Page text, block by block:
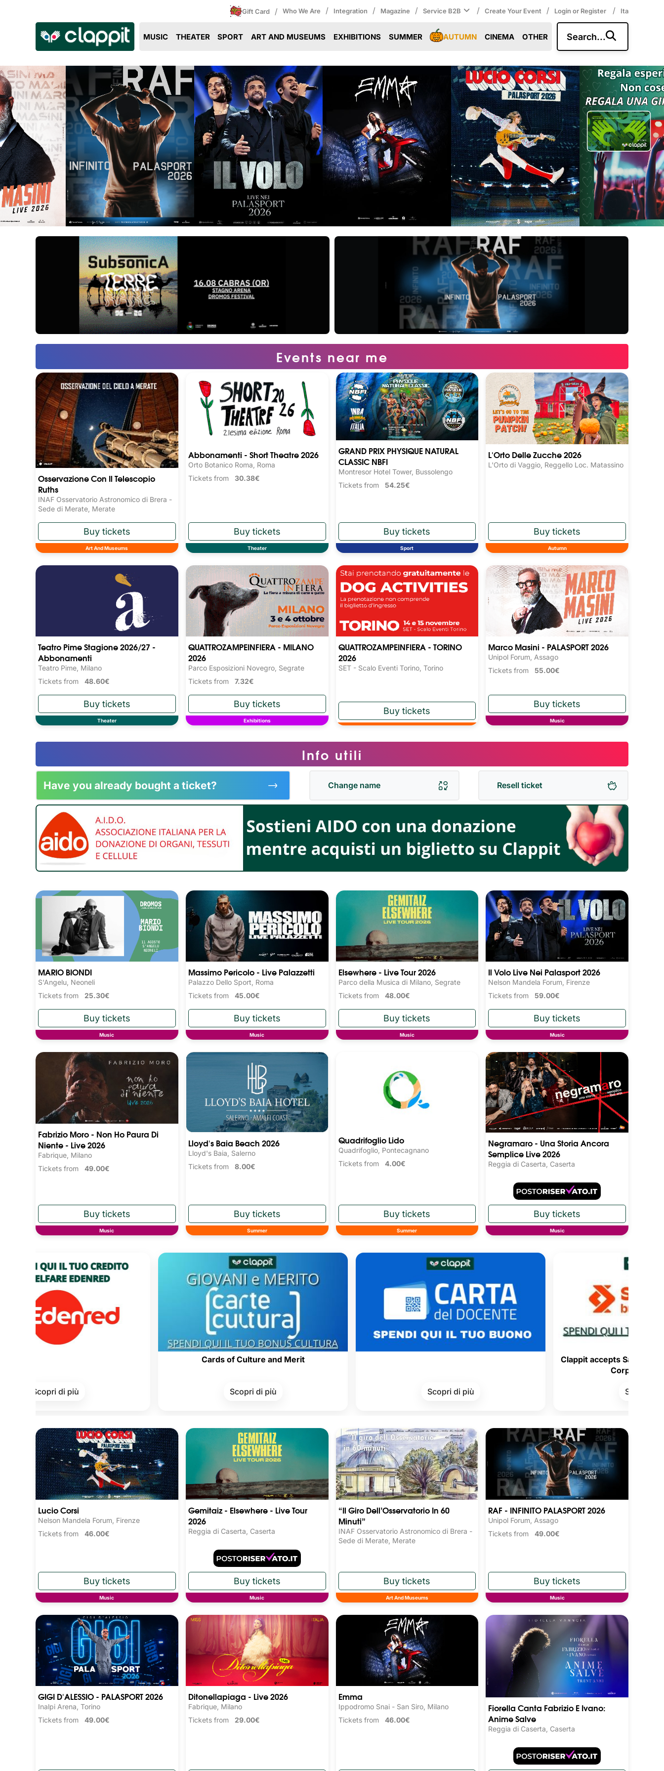
Gift Card / Who We Are / Integration / Magazine / Service B2B / Create Your Event / Login or Register / Ita
Clappit
biglietteria
MUSIC THEATER SPORT ART AND MUSEUMS EXHIBITIONS SUMMER AUTUMN CINEMA OTHER Search...
Events near me
Osservazione Con Il Telescopio
Ruths
INAF Osservatorio Astronomico di Brera -
Sede di Merate, Merate
Art And Museums
Abbonamenti - Short Theatre 2026
Orto Botanico Roma, Roma
Tickets from 30.38€
Theater
GRAND PRIX PHYSIQUE NATURAL
CLASSIC NBFI
Montresor Hotel Tower, Bussolengo
Tickets from 54.25€
Sport
L'Orto Delle Zucche 2026
L'Orto di Vaggio, Reggello Loc. Matassino
Autumn
Teatro Pime Stagione 2026/27 -
Abbonamenti
Teatro Pime, Milano
Tickets from 48.60€
Theater
QUATTROZAMPEINFIERA - MILANO
2026
Parco Esposizioni Novegro, Segrate
Tickets from 7.32€
Exhibitions
QUATTROZAMPEINFIERA - TORINO
2026
SET - Scalo Eventi Torino, Torino
Marco Masini - PALASPORT 2026
Unipol Forum, Assago
Tickets from55.00€
Music
MARIO BIONDI
S'Angelu, Neoneli
Tickets from 25.30€
Music
Massimo Pericolo - Live Palazzetti
Palazzo Dello Sport, Roma
Tickets from 45.00€
Music
Elsewhere - Live Tour 2026
Parco della Musica di Milano, Segrate
Tickets from 48.00€
Music
Il Volo Live Nei Palasport 2026
Nelson Mandela Forum, Firenze
Tickets from59.00€
Music
Fabrizio Moro - Non Ho Paura Di
Niente - Live 2026
Fabrique, Milano
Tickets from 49.00€
Music
Lloyd's Baia Beach 2026
Lloyd's Baia, Salerno
Tickets from 8.00€
Summer
Quadrifoglio Lido
Quadrifoglio, Pontecagnano
Tickets from 4.00€
Summer
Negramaro - Una Storia Ancora
Semplice Live 2026
Reggia di Caserta, Caserta
Music
Lucio Corsi
Nelson Mandela Forum, Firenze
Tickets from 46.00€
Music
Gemitaiz - Elsewhere - Live Tour
2026
Reggia di Caserta, Caserta
Music
“Il Giro Dell’Osservatorio In 60
Minuti”
INAF Osservatorio Astronomico di Brera -
Sede di Merate, Merate
Art And Museums
RAF - INFINITO PALASPORT 2026
Unipol Forum, Assago
Tickets from49.00€
Music
GIGI D'ALESSIO - PALASPORT 2026
Inalpi Arena, Torino
Tickets from 49.00€
Ditonellapiaga - Live 2026
Fabrique, Milano
Tickets from 29.00€
Emma
Ippodromo Snai - San Siro, Milano
Tickets from 46.00€
Fiorella Canta Fabrizio E Ivano:
Anime Salve
Reggia di Caserta, Caserta
Info utili
Have you already bought a ticket? Change name Resell ticket
di più
Cards of Culture and Merit
Scopri di più Scopri di più
Clappit accepts Satispay Vouchers
Corporate Welfare!
Scopri di più